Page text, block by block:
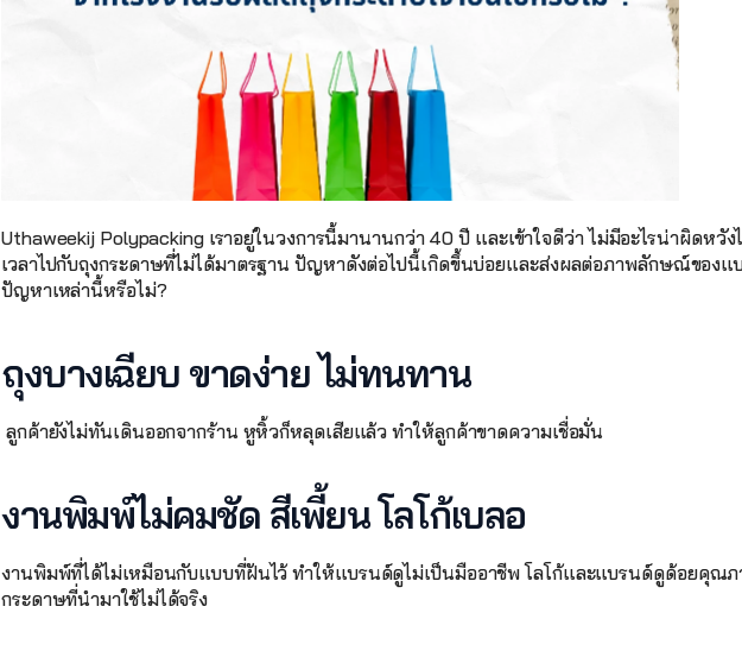
Uthaweekij Polypacking เราอยู่ในวงการนี้มานานกว่า 40 ปี และเข้าใจดีว่า ไม่มีอะไรน่าผิดหวั
เวลาไปกับถุงกระดาษที่ไม่ได้มาตรฐาน ปัญหาดังต่อไปนี้เกิดขึ้นบ่อยและส่งผลต่อภาพลักษณ์ของแ
ปัญหาเหล่านี้หรือไม่?
ถุงบางเฉียบ ขาดง่าย ไม่ทนทาน
ลูกค้ายังไม่ทันเดินออกจากร้าน หูหิ้วก็หลุดเสียแล้ว ทำให้ลูกค้าขาดความเชื่อมั่น
งานพิมพ์ไม่คมชัด สีเพี้ยน โลโก้เบลอ
งานพิมพ์ที่ได้ไม่เหมือนกับแบบที่ฝันไว้ ทำให้แบรนด์ดูไม่เป็นมืออาชีพ โลโก้และแบรนด์ดูด้อยคุณภ
กระดาษที่นำมาใช้ไม่ได้จริง